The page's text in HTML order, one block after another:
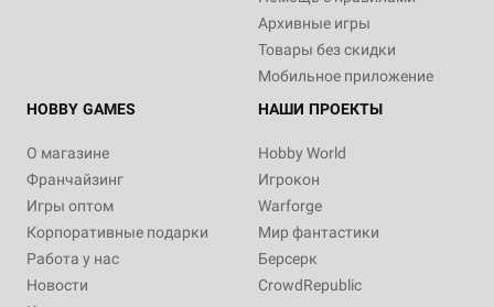
Архивные игры
Товары без скидки
Мобильное приложение
HOBBY GAMES
О магазине
Франчайзинг
Игры оптом
Корпоративные подарки
Работа у нас
Новости
НАШИ ПРОЕКТЫ
Hobby World
Игрокон
Warforge
Мир фантастики
Берсерк
CrowdRepublic